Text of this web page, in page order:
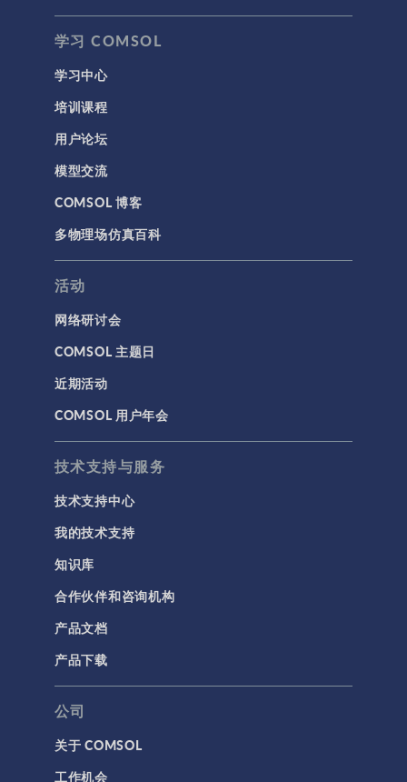
学习 COMSOL
学习中心
培训课程
用户论坛
模型交流
COMSOL 博客
多物理场仿真百科
活动
网络研讨会
COMSOL 主题日
近期活动
COMSOL 用户年会
技术支持与服务
技术支持中心
我的技术支持
知识库
合作伙伴和咨询机构
产品文档
产品下载
公司
关于 COMSOL
工作机会